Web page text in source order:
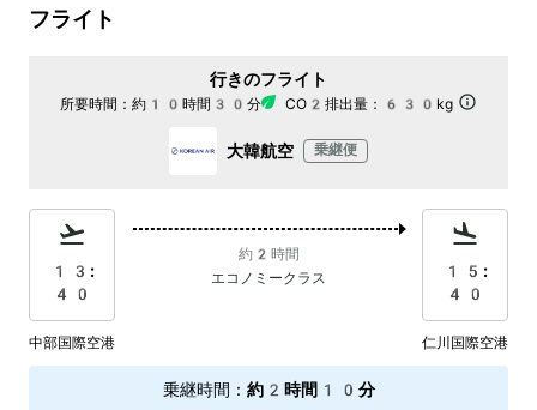
フライト
行きのフライト
所要時間： 約10時間30分 CO2排出量： 630kg
大韓航空 乗継便
13:
40
約2時間
エコノミークラス
15:
40
中部国際空港 仁川国際空港
乗継時間 ： 約2時間10分